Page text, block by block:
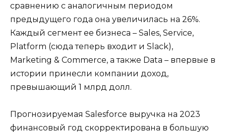
сравнению с аналогичным периодом
предыдущего года она увеличилась на 26%.
Каждый сегмент ее бизнеса – Sales, Service,
Platform (сюда теперь входит и Slack),
Marketing & Commerce, а также Data – впервые в
истории принесли компании доход,
превышающий 1 млрд долл.
Прогнозируемая Salesforce выручка на 2023
финансовый год скорректирована в большую